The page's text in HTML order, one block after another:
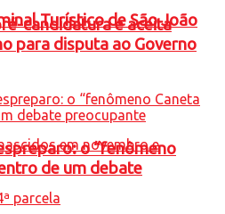
Turístico de São João
candidatura e aceita
para disputa ao Governo
o “fenômeno
de um debate